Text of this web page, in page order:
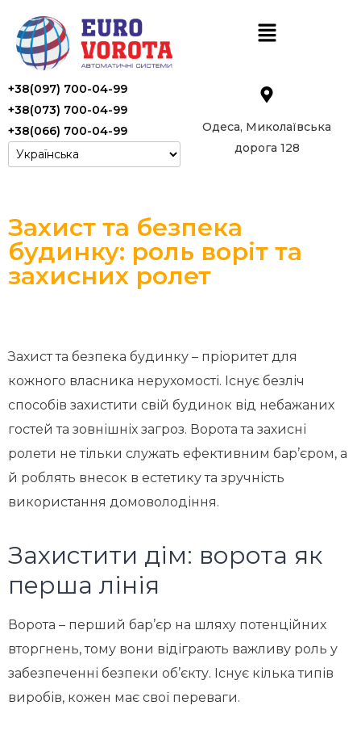
+38(097) 700-04-99
+38(073) 700-04-99
+38(066) 700-04-99
Одеса, Миколаївська
дорога 128
Захист та безпека
будинку: роль воріт та
захисних ролет
Захист та безпека будинку – пріоритет для
кожного власника нерухомості. Існує безліч
способів захистити свій будинок від небажаних
гостей та зовнішніх загроз. Ворота та захисні
ролети не тільки служать ефективним бар’єром, а
й роблять внесок в естетику та зручність
використання домоволодіння.
Захистити дім: ворота як
перша лінія
Ворота – перший бар’єр на шляху потенційних
вторгнень, тому вони відіграють важливу роль у
забезпеченні безпеки об’єкту. Існує кілька типів
виробів, кожен має свої переваги.